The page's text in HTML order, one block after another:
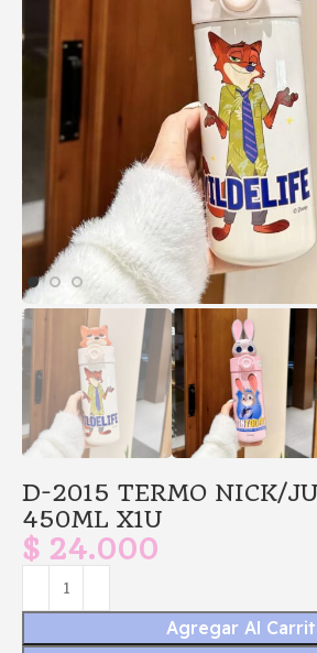
D-2015 TERMO NICK/
450ML X1U
$ 24.000
Agregar Al